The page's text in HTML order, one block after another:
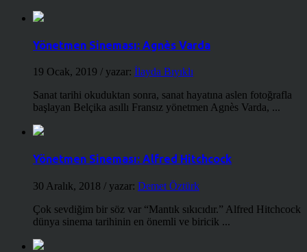
Yönetmen Sineması: Agnès Varda
19 Ocak, 2019 / yazar: İlayda Bıyıklı
Sanat tarihi okuduktan sonra, sanat hayatına aslen fotoğrafla
başlayan Belçika asıllı Fransız yönetmen Agnès Varda, ...
Yönetmen Sineması: Alfred Hitchcock
30 Aralık, 2018 / yazar: Demet Öztürk
Çok sevdiğim bir söz var “Mantık sıkıcıdır.” Alfred Hitchcock
dünya sinema tarihinin en önemli ve biricik ...